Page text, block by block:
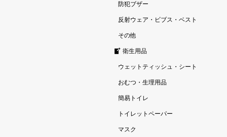
防犯ブザー
反射ウェア・ビブス・ベスト
その他
衛生用品
ウェットティッシュ・シート
おむつ・生理用品
簡易トイレ
トイレットペーパー
マスク